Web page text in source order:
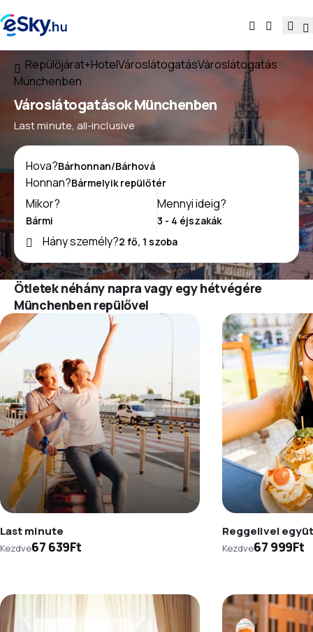
Repülőjárat+HotelVároslátogatásVároslátogatás
Münchenben
Városlátogatások Münchenben
Last minute, all-inclusive
Hova?
Honnan?
Mikor?
Mennyi ideig?
Hány személy?
Ötletek néhány napra vagy egy hétvégére
Münchenben repülővel
Last minute
Kezdve67 639Ft
Reggelivel
Kezdve67 999Ft